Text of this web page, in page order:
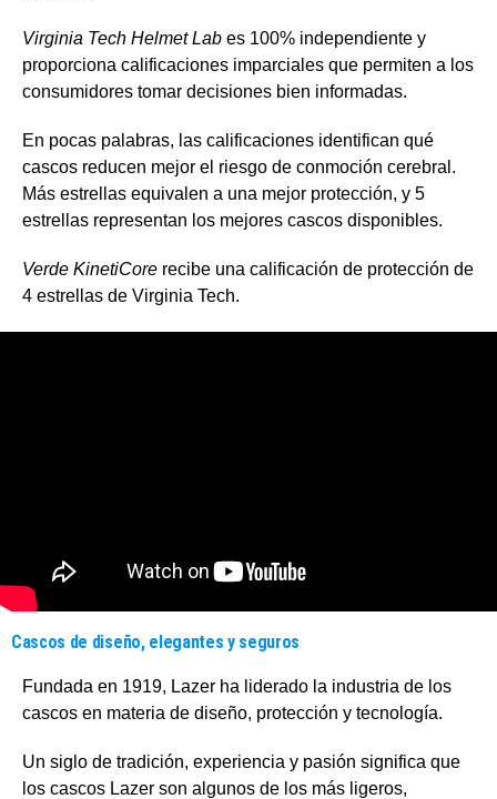
Virginia Tech Helmet Lab es 100% independiente y
proporciona calificaciones imparciales que permiten a los
consumidores tomar decisiones bien informadas.
En pocas palabras, las calificaciones identifican qué
cascos reducen mejor el riesgo de conmoción cerebral.
Más estrellas equivalen a una mejor protección, y 5
estrellas representan los mejores cascos disponibles.
Verde KinetiCore recibe una calificación de protección de
4 estrellas de Virginia Tech.
Cascos de diseño, elegantes y seguros
Fundada en 1919, Lazer ha liderado la industria de los
cascos en materia de diseño, protección y tecnología.
Un siglo de tradición, experiencia y pasión significa que
los cascos Lazer son algunos de los más ligeros,